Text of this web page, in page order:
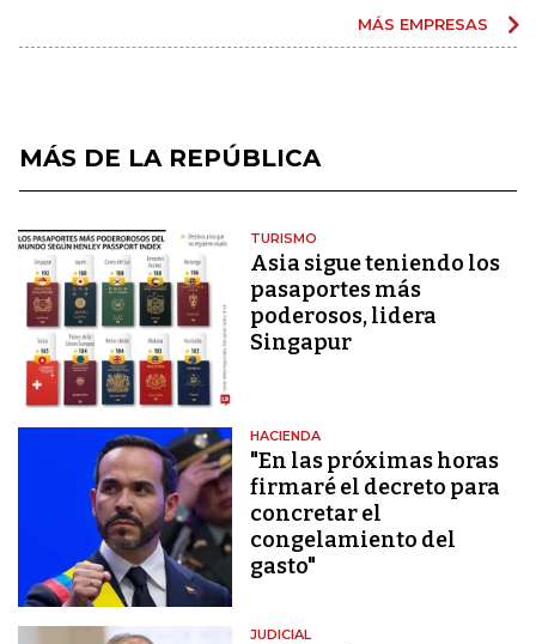
MÁS EMPRESAS
MÁS DE LA REPÚBLICA
TURISMO
Asia sigue teniendo los
pasaportes más
poderosos, lidera
Singapur
HACIENDA
"En las próximas horas
firmaré el decreto para
concretar el
congelamiento del
gasto"
JUDICIAL